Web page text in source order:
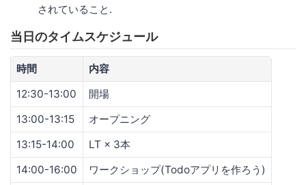
されていること.
当日のタイムスケジュール
時間
内容
12:30-13:00
開場
13:00-13:15
オープニング
13:15-14:00
LT × 3本
14:00-16:00
ワークショップ(Todoアプリを作ろう)